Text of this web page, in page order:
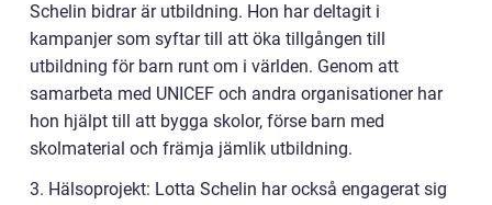
Schelin bidrar är utbildning. Hon har deltagit i
kampanjer som syftar till att öka tillgången till
utbildning för barn runt om i världen. Genom att
samarbeta med UNICEF och andra organisationer har
hon hjälpt till att bygga skolor, förse barn med
skolmaterial och främja jämlik utbildning.
3. Hälsoprojekt: Lotta Schelin har också engagerat sig